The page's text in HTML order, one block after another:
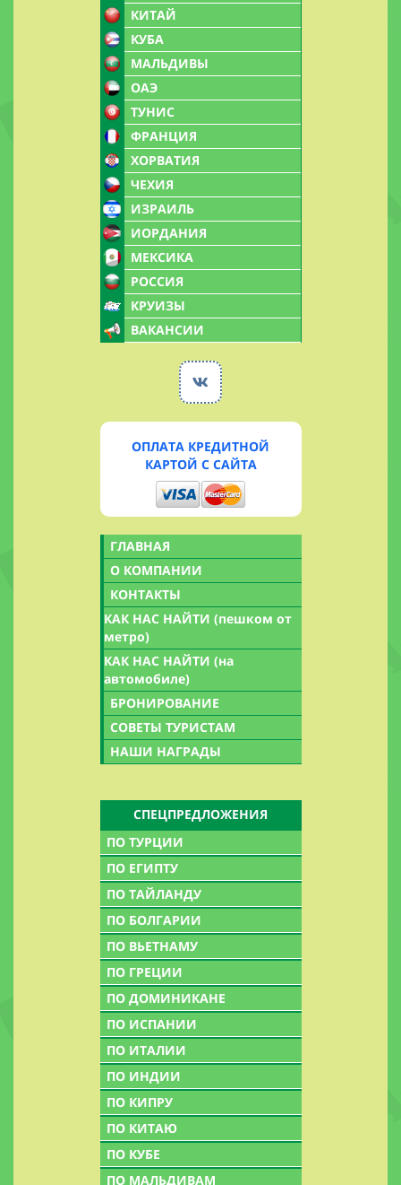
КИТАЙ
КУБА
МАЛЬДИВЫ
ОАЭ
ТУНИС
ФРАНЦИЯ
ХОРВАТИЯ
ЧЕХИЯ
ИЗРАИЛЬ
ИОРДАНИЯ
МЕКСИКА
РОССИЯ
КРУИЗЫ
ВАКАНСИИ
ОПЛАТА КРЕДИТНОЙ
КАРТОЙ С САЙТА
ГЛАВНАЯ
О КОМПАНИИ
КОНТАКТЫ
КАК НАС НАЙТИ (пешком от
метро)
КАК НАС НАЙТИ (на
автомобиле)
БРОНИРОВАНИЕ
СОВЕТЫ ТУРИСТАМ
НАШИ НАГРАДЫ
СПЕЦПРЕДЛОЖЕНИЯ
ПО ТУРЦИИ
ПО ЕГИПТУ
ПО ТАЙЛАНДУ
ПО БОЛГАРИИ
ПО ВЬЕТНАМУ
ПО ГРЕЦИИ
ПО ДОМИНИКАНЕ
ПО ИСПАНИИ
ПО ИТАЛИИ
ПО ИНДИИ
ПО КИПРУ
ПО КИТАЮ
ПО КУБЕ
ПО МАЛЬДИВАМ